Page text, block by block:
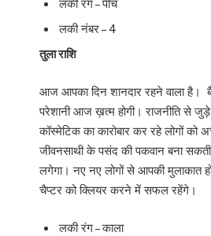
लकी रंग – पीच
लकी नंबर – 4
तुला राशि
आज आपका दिन शानदार रहने वाला
परेशानी आज ख़त्म होगी। राजनीति से
कॉस्मेटिक का कारोबार कर रहे लोगों को
जीवनसाथी के पसंद की पकवान बना
लगेगा। नए नए लोगों से आपकी मुलाकात
चैप्टर को क्लियर करने में सफल रहेंगे।
लकी रंग – काला